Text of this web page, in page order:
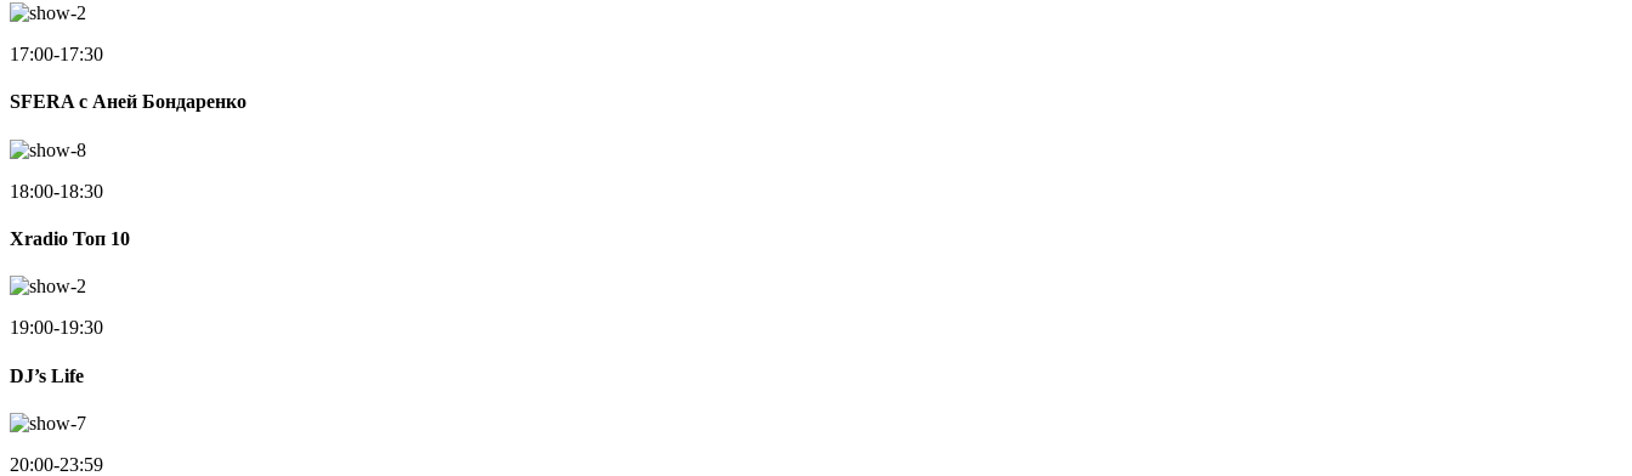
17:00-17:30
SFERA с Аней Бондаренко
18:00-18:30
Xradio Топ 10
19:00-19:30
DJ’s Life
20:00-23:59